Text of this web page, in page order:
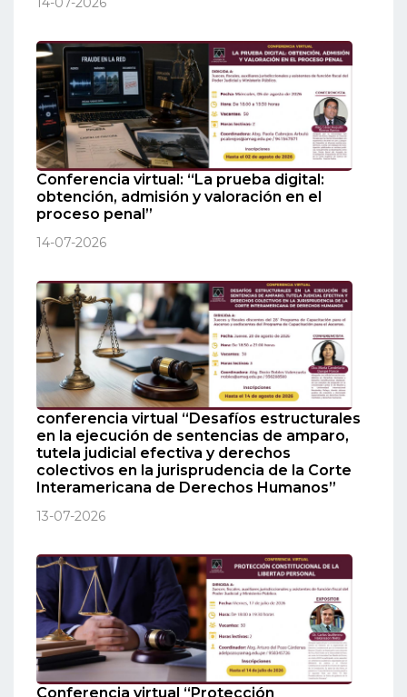
Conferencia virtual: “La prueba digital:
obtención, admisión y valoración en el
proceso penal”
14-07-2026
conferencia virtual “Desafíos estructurales
en la ejecución de sentencias de amparo,
tutela judicial efectiva y derechos
colectivos en la jurisprudencia de la Corte
Interamericana de Derechos Humanos”
13-07-2026
Conferencia virtual “Protección